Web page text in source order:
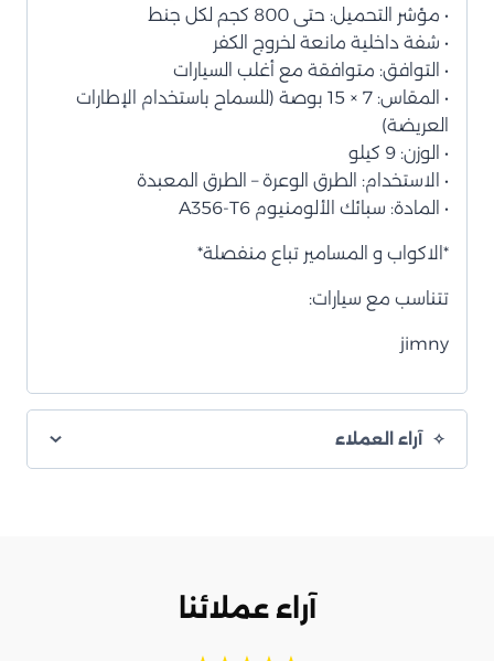
• مؤشر التحميل: حتى 800 كجم لكل جنط
• شفة داخلية مانعة لخروج الكفر
• التوافق: متوافقة مع أغلب السيارات
• المقاس: 7 × 15 بوصة (للسماح باستخدام الإطارات
العريضة)
• الوزن: 9 كيلو
• الاستخدام: الطرق الوعرة – الطرق المعبدة
• المادة: سبائك الألومنيوم A356-T6
*الاكواب و المسامير تباع منفصلة*
تتناسب مع سيارات:
jimny
آراء العملاء
آراء عملائنا